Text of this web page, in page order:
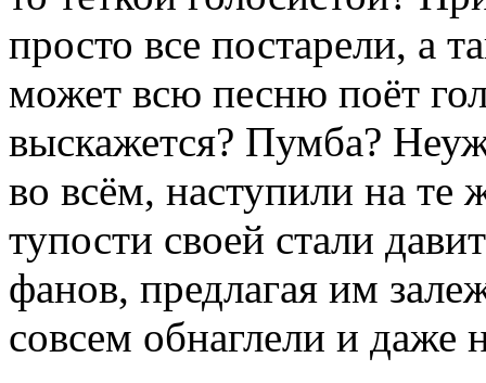
просто все постарели, а
может всю песню поёт
выскажется? Пумба?
во всём, наступили на
тупости своей стали
фанов, предлагая им
совсем обнаглели и даже